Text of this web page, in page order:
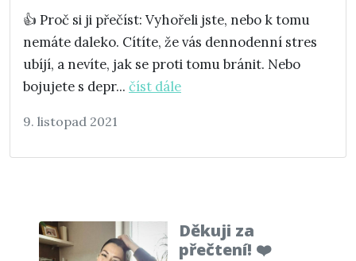
👍 Proč si ji přečíst: Vyhořeli jste, nebo k tomu
nemáte daleko. Cítíte, že vás dennodenní stres
ubíjí, a nevíte, jak se proti tomu bránit. Nebo
bojujete s depr... číst dále
9. listopad 2021
Děkuji za
přečtení! ❤️